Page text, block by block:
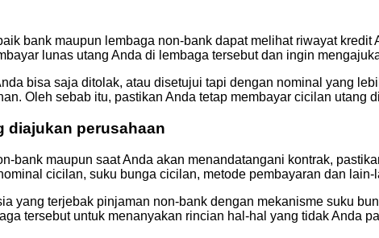
bank maupun lembaga non-bank dapat melihat riwayat
lunas utang Anda di lembaga tersebut dan ingin
bisa saja ditolak, atau disetujui tapi dengan nominal yang
Oleh sebab itu, pastikan Anda tetap membayar cicilan utang
diajukan perusahaan
bank maupun saat Anda akan menandatangani kontrak,
cicilan, suku bunga cicilan, metode pembayaran dan lain-
yang terjebak pinjaman non-bank dengan mekanisme suku
tersebut untuk menanyakan rincian hal-hal yang tidak Anda